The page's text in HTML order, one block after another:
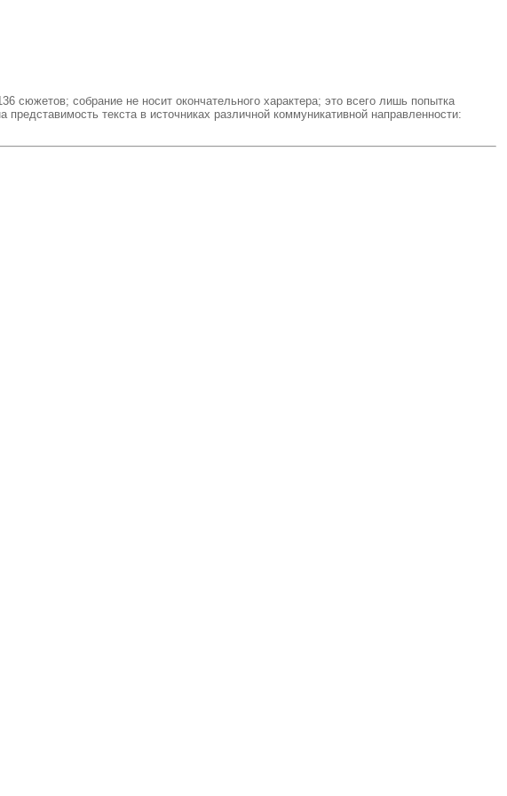
сюжетов; собрание не носит окончательного характера; это всего лишь попытка
текста в источниках различной коммуникативной направленности: